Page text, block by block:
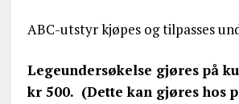
ABC-utstyr kjøpes og tilpasses
Legeundersøkelse gjøres på
kr 500. (Dette kan gjøres hos